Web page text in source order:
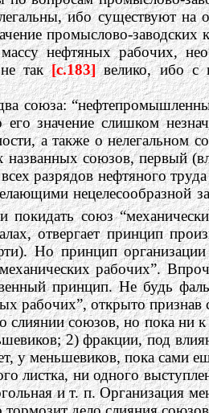
ибо существуют на
промыслово-
нефтяных рабочих,
не так[c.183] велико, ибо с
союза:
значение слишком
а также о нелегальном
союзов, первый
разрядов нефтяного
нецелесообразной
покидать союз
отвергает принцип
Но принцип
рабочих”.
принцип. Не будь
рабочих”, открыто
слиянии союзов, но пока ни
2) фракции, под
у меньшевиков, пока сами
листка, ни одного
и т. п. Организация